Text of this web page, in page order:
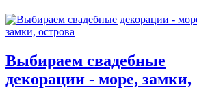
Выбираем свадебные
декорации - море, замки,